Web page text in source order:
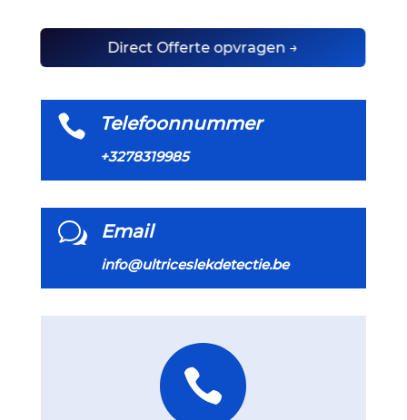
Direct Offerte opvragen →
 Telefoonnummer
+3278319985
w Email
info@ultriceslekdetectie.be
